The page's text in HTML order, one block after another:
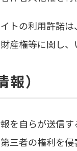
トの利用許諾
産権等に関し
）
を自らが送信
三者の権利を侵